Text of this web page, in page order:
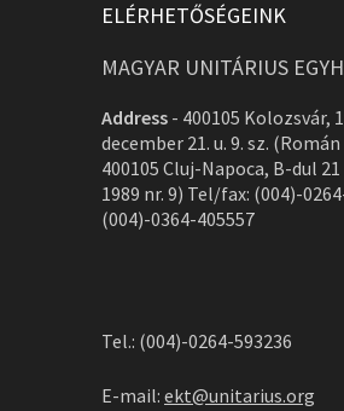
ELÉRHETŐSÉGEINK
MAGYAR UNITÁRIUS
Address - 400105 Kolozsvár,
december 21. u. 9. sz.
400105 Cluj-Napoca, B-dul
1989 nr. 9) Tel/fax: (004)-
(004)-0364-405557
Tel.: (004)-0264-593236
E-mail: ekt@unitarius.org